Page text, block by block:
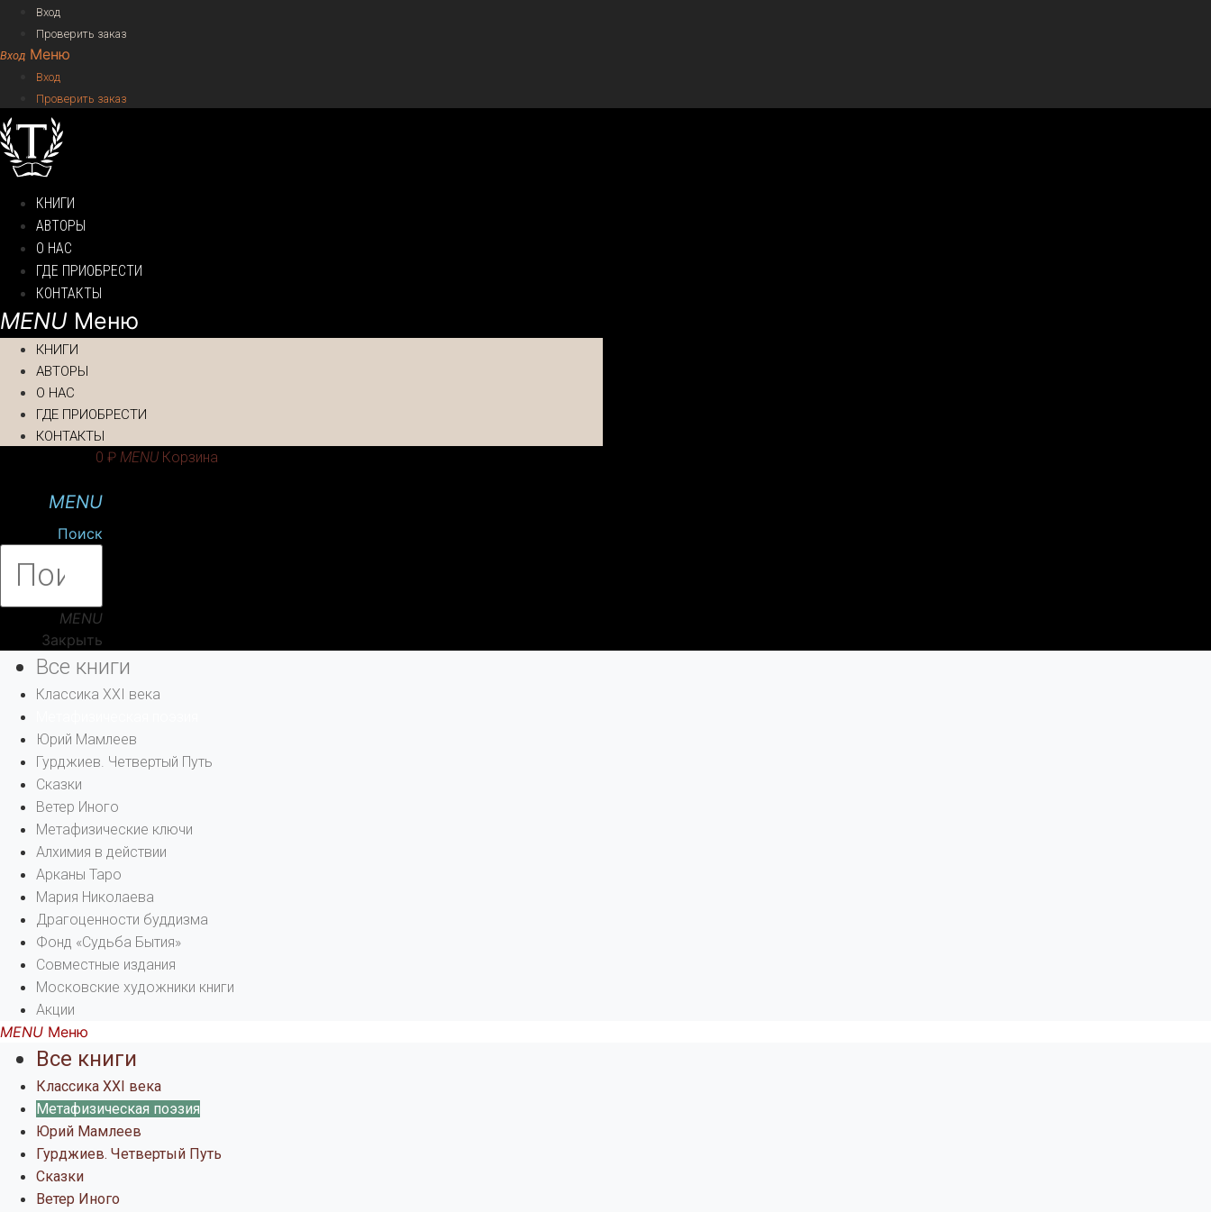
Вход
Проверить заказ
Меню
Вход
Проверить заказ
КНИГИ
АВТОРЫ
О НАС
ГДЕ ПРИОБРЕСТИ
КОНТАКТЫ
Меню
КНИГИ
АВТОРЫ
О НАС
ГДЕ ПРИОБРЕСТИ
КОНТАКТЫ
0 ₽ Корзина
Поиск
Закрыть
Все книги
Классика XXI века
Юрий Мамлеев
Гурджиев. Четвертый Путь
Сказки
Ветер Иного
Метафизические ключи
Алхимия в действии
Арканы Таро
Мария Николаева
Драгоценности буддизма
Фонд «Судьба Бытия»
Совместные издания
Московские художники книги
Акции
Меню
Все книги
Классика XXI века
Метафизическая поэзия
Юрий Мамлеев
Гурджиев. Четвертый Путь
Сказки
Ветер Иного